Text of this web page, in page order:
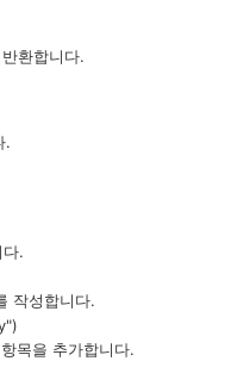
환합니다.
.
.
니다.
가합니다.